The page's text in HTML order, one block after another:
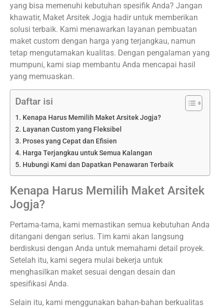
yang bisa memenuhi kebutuhan spesifik Anda? Jangan
khawatir, Maket Arsitek Jogja hadir untuk memberikan
solusi terbaik. Kami menawarkan layanan pembuatan
maket custom dengan harga yang terjangkau, namun
tetap mengutamakan kualitas. Dengan pengalaman yang
mumpuni, kami siap membantu Anda mencapai hasil
yang memuaskan.
Daftar isi
Kenapa Harus Memilih Maket Arsitek Jogja?
Layanan Custom yang Fleksibel
Proses yang Cepat dan Efisien
Harga Terjangkau untuk Semua Kalangan
Hubungi Kami dan Dapatkan Penawaran Terbaik
Kenapa Harus Memilih Maket Arsitek
Jogja?
Pertama-tama, kami memastikan semua kebutuhan Anda
ditangani dengan serius. Tim kami akan langsung
berdiskusi dengan Anda untuk memahami detail proyek.
Setelah itu, kami segera mulai bekerja untuk
menghasilkan maket sesuai dengan desain dan
spesifikasi Anda.
Selain itu, kami menggunakan bahan-bahan berkualitas